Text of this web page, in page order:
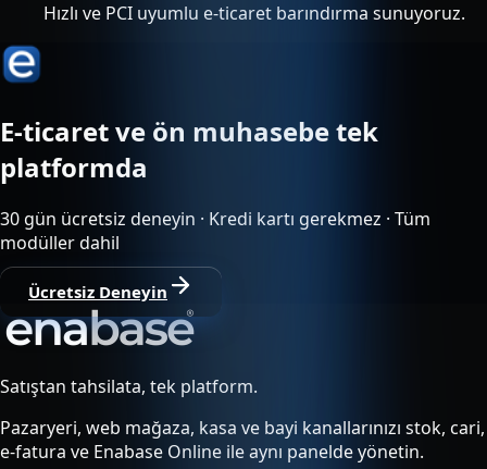
Hızlı ve PCI uyumlu e-ticaret barındırma sunuyoruz.
E-ticaret ve ön muhasebe tek
platformda
30 gün ücretsiz deneyin · Kredi kartı gerekmez · Tüm
modüller dahil
Ücretsiz Deneyin
Satıştan tahsilata, tek platform.
Pazaryeri, web mağaza, kasa ve bayi kanallarınızı stok, cari,
e-fatura ve Enabase Online ile aynı panelde yönetin.